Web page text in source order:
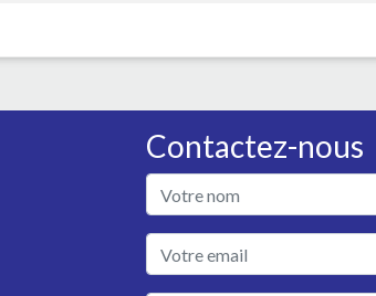
Contactez-nous